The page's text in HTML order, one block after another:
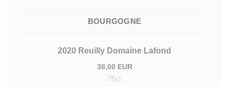
BOURGOGNE
2020 Reuilly Domaine Lafond
38,00 EUR
75cl